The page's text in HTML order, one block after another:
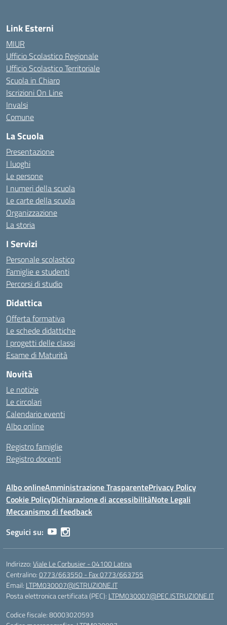
Link Esterni
MIUR
Ufficio Scolastico Regionale
Ufficio Scolastico Territoriale
Scuola in Chiaro
Iscrizioni On Line
Invalsi
Comune
La Scuola
Presentazione
I luoghi
Le persone
I numeri della scuola
Le carte della scuola
Organizzazione
La storia
I Servizi
Personale scolastico
Famiglie e studenti
Percorsi di studio
Didattica
Offerta formativa
Le schede didattiche
I progetti delle classi
Esame di Maturità
Novità
Le notizie
Le circolari
Calendario eventi
Albo online
Registro famiglie
Registro docenti
Albo onlineAmministrazione TrasparentePrivacy Policy
Cookie PolicyDichiarazione di accessibilitàNote Legali
Meccanismo di feedback
Seguici su:
Indirizzo:Viale Le Corbusier - 04100 Latina
Centralino:0773/663550 - Fax 0773/663755
Email: LTPM030007@ISTRUZIONE.IT
Posta elettronica certificata (PEC): LTPM030007@PEC.ISTRUZIONE.IT
Codice fiscale: 80003020593